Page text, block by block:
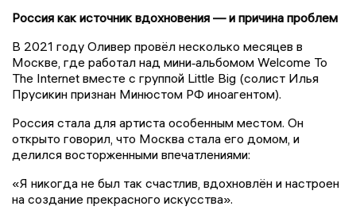
Россия как источник вдохновения — и причина проблем
В 2021 году Оливер провёл несколько месяцев в
Москве, где работал над мини‑альбомом Welcome To
The Internet вместе с группой Little Big (солист Илья
Прусикин признан Минюстом РФ иноагентом).
Россия стала для артиста особенным местом. Он
открыто говорил, что Москва стала его домом, и
делился восторженными впечатлениями:
«Я никогда не был так счастлив, вдохновлён и настроен
на создание прекрасного искусства».